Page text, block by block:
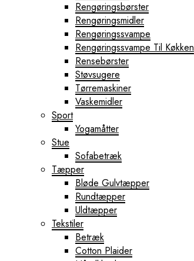
Rengøringsbørster
Rengøringsmidler
Rengøringssvampe
Rengøringssvampe Til Køkken
Rensebørster
Støvsugere
Tørremaskiner
Vaskemidler
Sport
Yogamåtter
Stue
Sofabetræk
Tæpper
Bløde Gulvtæpper
Rundtæpper
Uldtæpper
Tekstiler
Betræk
Cotton Plaider